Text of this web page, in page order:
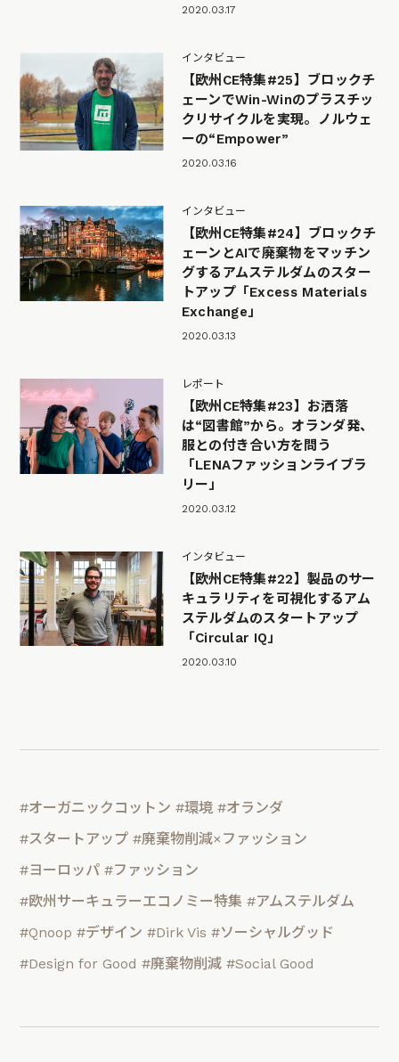
2020.03.17
インタビュー
【欧州CE特集#25】ブロックチ
ェーンでWin-Winのプラスチッ
クリサイクルを実現。ノルウェ
ーの“Empower”
2020.03.16
インタビュー
【欧州CE特集#24】ブロックチ
ェーンとAIで廃棄物をマッチン
グするアムステルダムのスター
トアップ「Excess Materials
Exchange」
2020.03.13
レポート
【欧州CE特集#23】お洒落
は“図書館”から。オランダ発、
服との付き合い方を問う
「LENAファッションライブラ
リー」
2020.03.12
インタビュー
【欧州CE特集#22】製品のサー
キュラリティを可視化するアム
ステルダムのスタートアップ
「Circular IQ」
2020.03.10
#オーガニックコットン #環境 #オランダ
#スタートアップ #廃棄物削減×ファッション
#ヨーロッパ #ファッション
#欧州サーキュラーエコノミー特集 #アムステルダム
#Qnoop #デザイン #Dirk Vis #ソーシャルグッド
#Design for Good #廃棄物削減 #Social Good